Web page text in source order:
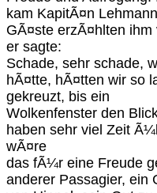
kam KapitÃ¤n
GÃ¤ste erzÃ¤hlten
er sagte:
Schade, sehr schade,
hÃ¤tte, hÃ¤tten wir so
gekreuzt, bis ein
Wolkenfenster den
haben sehr viel Zeit
wÃ¤re
das fÃ¼r eine Freude
anderer Passagier, ein